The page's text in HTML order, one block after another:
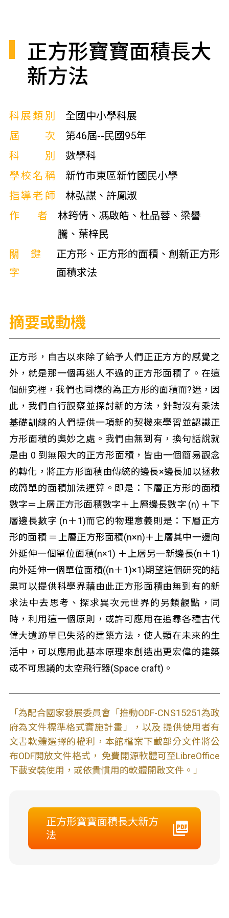
正方形寶寶面積長大
新方法
科展類別
全國中小學科展
屆次
第46屆--民國95年
科別
數學科
學校名稱
新竹市東區新竹國民小學
指導老師
林弘謀、許鳳淑
作者
林筠倩、馮啟皓、杜品蓉、梁譽
騰、葉梓民
關鍵
字
正方形、正方形的面積、創新正方形
面積求法
摘要或動機
正方形，自古以來除了給予人們正正方方的感覺之
外，就是那一個再迷人不過的正方形面積了。在這
個研究裡，我們也同樣的為正方形的面積而?迷，因
此，我們自行觀察並探討新的方法，針對沒有乘法
基礎訓練的人們提供一項新的契機來學習並認識正
方形面積的奧妙之處。我們由無到有，換句話說就
是由 0 到無限大的正方形面積，皆由一個簡易觀念
的轉化，將正方形面積由傳統的邊長×邊長加以拯救
成簡單的面積加法運算。即是：下層正方形的面積
數字＝上層正方形面積數字＋上層邊長數字 (n) ＋下
層邊長數字 (n＋1)而它的物理意義則是：下層正方
形的面積 ＝上層正方形面積(n×n)＋上層其中一邊向
外延伸一個單位面積(n×1) ＋上層另一新邊長(n＋1)
向外延伸一個單位面積((n＋1)×1)期望這個研究的結
果可以提供科學界藉由此正方形面積由無到有的新
求法中去思考、探求異次元世界的另類觀點，同
時，利用這一個原則，或許可應用在追尋各種古代
偉大遺跡早已失落的建築方法，使人類在未來的生
活中，可以應用此基本原理來創造出更宏偉的建築
或不可思議的太空飛行器(Space craft)。
「為配合國家發展委員會「推動ODF-CNS15251為政
府為文件標準格式實施計畫」，以及 提供使用者有
文書軟體選擇的權利，本館檔案下載部分文件將公
布ODF開放文件格式， 免費開源軟體可至LibreOffice
下載安裝使用，或依貴慣用的軟體開啟文件。」
正方形寶寶面積長大新方
法